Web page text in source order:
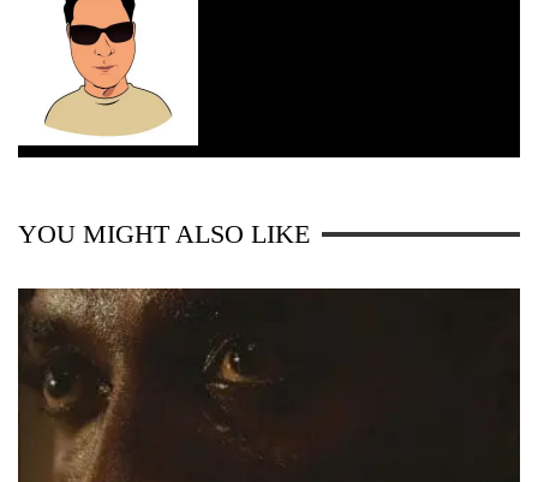
YOU MIGHT ALSO LIKE